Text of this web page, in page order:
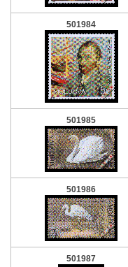
501984
501985
501986
501987